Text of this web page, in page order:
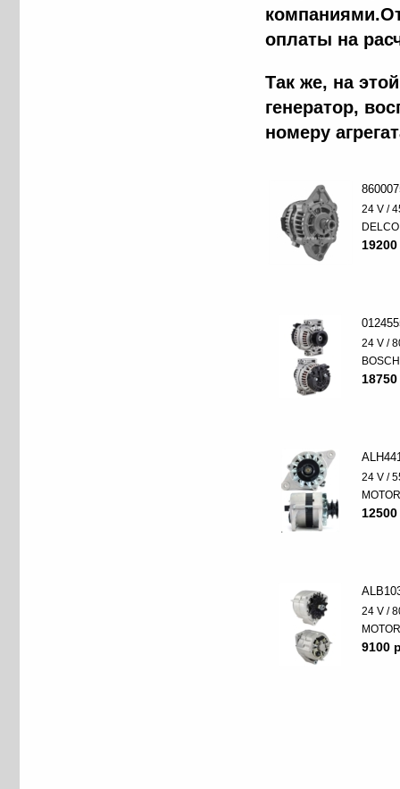
оплаты на
Так же, на
генератор,
номеру
24 V /
DELCO
24 V /
BOSCH
24 V /
24 V /
9100